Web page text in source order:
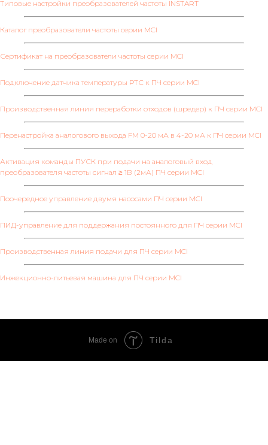
Типовые настройки преобразователей частоты INSTART
Каталог преобразователи частоты серии MCI
Сертификат на преобразователи частоты серии MCI
Подключение датчика температуры РТС к ПЧ серии MCI
Производственная линия переработки отходов (шредер) к ПЧ серии MCI
Перенастройка аналогового выхода FM 0-20 мА в 4-20 мА к ПЧ серии MCI
Активация команды ПУСК при подачи на аналоговый вход
преобразователя частоты сигнал ≥ 1В (2мА) ПЧ серии MCI
Поочередное управление двумя насосами ПЧ серии MCI
ПИД-управление для поддержания постоянного для ПЧ серии MCI
Производственная линия подачи для ПЧ серии MCI
Инжекционно-литьевая машина для ПЧ серии MCI
Made on Tilda